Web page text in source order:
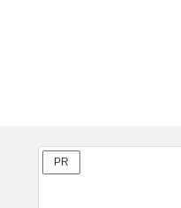
PR